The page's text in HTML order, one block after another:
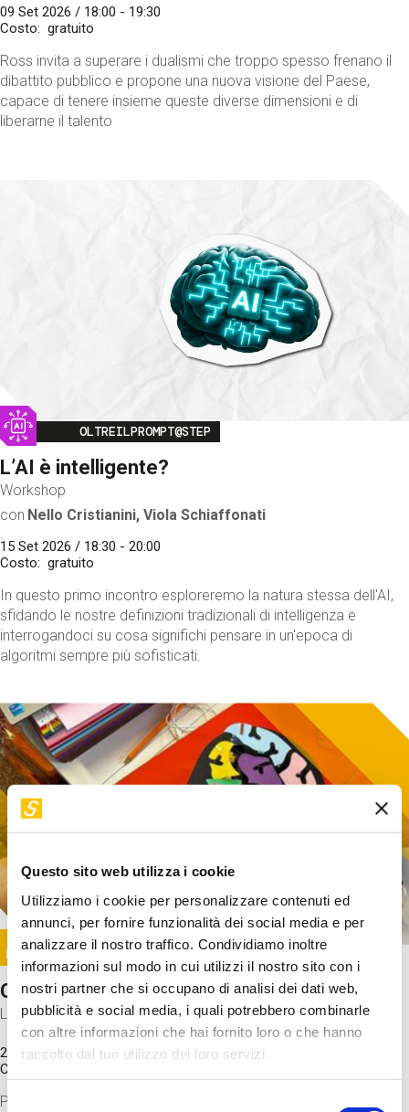
Questo sito web utilizza i cookie
Utilizziamo i cookie per personalizzare contenuti ed
annunci, per fornire funzionalità dei social media e per
analizzare il nostro traffico. Condividiamo inoltre
informazioni sul modo in cui utilizzi il nostro sito con i
nostri partner che si occupano di analisi dei dati web,
pubblicità e social media, i quali potrebbero combinarle
con altre informazioni che hai fornito loro o che hanno
raccolto dal tuo utilizzo dei loro servizi.
Selezione
09 Set 2026 / 18:00 - 19:30
Costo
gratuito
Ross invita a superare i dualismi che troppo spesso frenano il
dibattito pubblico e propone una nuova visione del Paese,
capace di tenere insieme queste diverse dimensioni e di
liberarne il talento
Image
OLTREILPROMPT@STEP
L’AI è intelligente?
Workshop
con Nello Cristianini, Viola Schiaffonati
15 Set 2026 / 18:30 - 20:00
Costo
gratuito
In questo primo incontro esploreremo la natura stessa dell'AI,
sfidando le nostre definizioni tradizionali di intelligenza e
interrogandoci su cosa significhi pensare in un'epoca di
algoritmi sempre più sofisticati.
Image
SUNDAY@STEP
Come funziona il cervello?
Laboratorio
20 Set 2026 / 11:15 - 13:00
Costo
Proveremo a costruire un cervello in cartoncino cercando di